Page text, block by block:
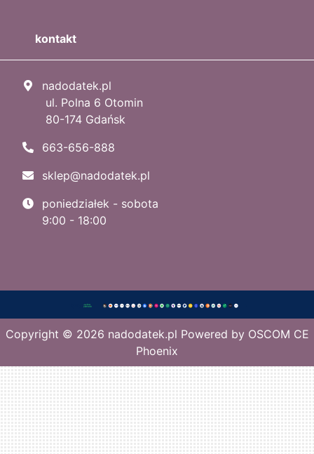
kontakt
nadodatek.pl
ul. Polna 6 Otomin
80-174 Gdańsk
663-656-888
sklep@nadodatek.pl
poniedziałek - sobota
9:00 - 18:00
Copyright © 2026 nadodatek.pl Powered by OSCOM CE
Phoenix